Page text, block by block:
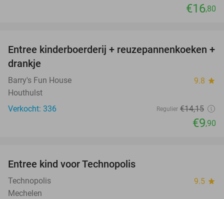
€16,80
30%
Entree kinderboerderij + reuzepannenkoeken +
drankje
Barry's Fun House 9.8 star
Houthulst
Verkocht: 336
Regulier €14,15
€9,90
Entree kind voor Technopolis
Technopolis 9.5 star
Mechelen